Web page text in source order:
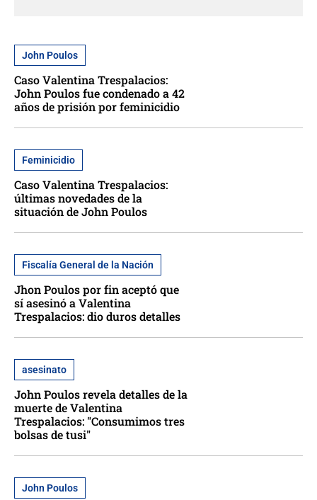
John Poulos
Caso Valentina Trespalacios:
John Poulos fue condenado a 42
años de prisión por feminicidio
Feminicidio
Caso Valentina Trespalacios:
últimas novedades de la
situación de John Poulos
Fiscalía General de la Nación
Jhon Poulos por fin aceptó que
sí asesinó a Valentina
Trespalacios: dio duros detalles
asesinato
John Poulos revela detalles de la
muerte de Valentina
Trespalacios: "Consumimos tres
bolsas de tusi"
John Poulos